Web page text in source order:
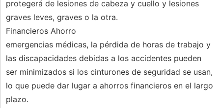
protegerá de lesiones de cabeza y cuello y lesiones
graves leves, graves o la otra.
Financieros Ahorro
emergencias médicas, la pérdida de horas de trabajo y
las discapacidades debidas a los accidentes pueden
ser minimizados si los cinturones de seguridad se usan,
lo que puede dar lugar a ahorros financieros en el largo
plazo.